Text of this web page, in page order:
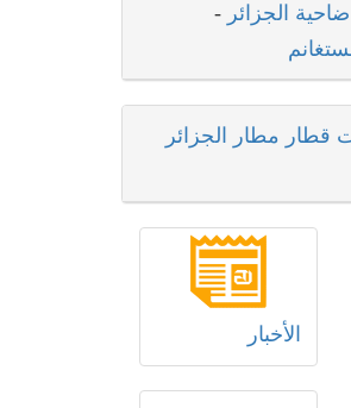
الجزائر -
قطار مطار الجزائر
الأخبار